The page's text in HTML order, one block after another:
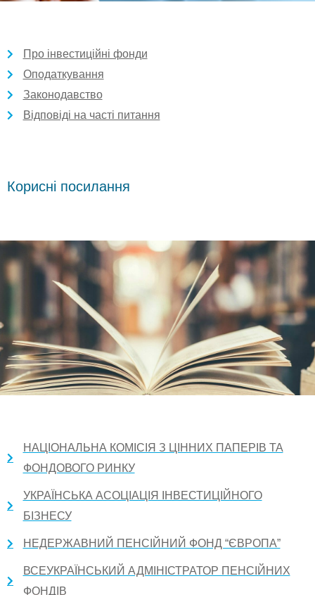
Про інвестиційні фонди
Оподаткування
Законодавство
Відповіді на часті питання
Корисні посилання
НАЦІОНАЛЬНА КОМІСІЯ З ЦІННИХ ПАПЕРІВ ТА
ФОНДОВОГО РИНКУ
УКРАЇНСЬКА АСОЦІАЦІЯ ІНВЕСТИЦІЙНОГО
БІЗНЕСУ
НЕДЕРЖАВНИЙ ПЕНСІЙНИЙ ФОНД “ЄВРОПА”
ВСЕУКРАЇНСЬКИЙ АДМІНІСТРАТОР ПЕНСІЙНИХ
ФОНДІВ